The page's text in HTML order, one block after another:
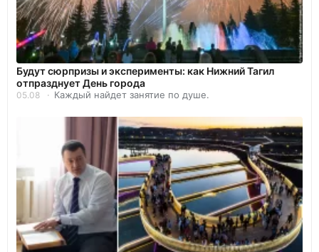
Будут сюрпризы и эксперименты: как Нижний Тагил
отпразднует День города
05.08 Каждый найдет занятие по душе.